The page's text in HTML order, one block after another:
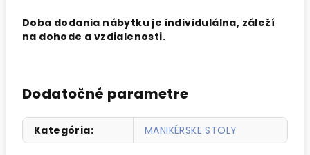
Doba dodania nábytku je individulálna, záleží
na dohode a vzdialenosti.
Dodatočné parametre
Kategória: MANIKÉRSKE STOLY